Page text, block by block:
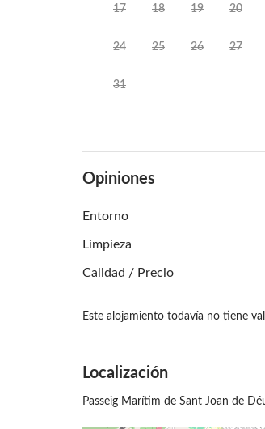
17 18 19 20
24 25 26 27
31
Opiniones
Entorno
Limpieza
Calidad / Precio
Este alojamiento todavía no tiene
Localización
Passeig Marítim de Sant Joan de